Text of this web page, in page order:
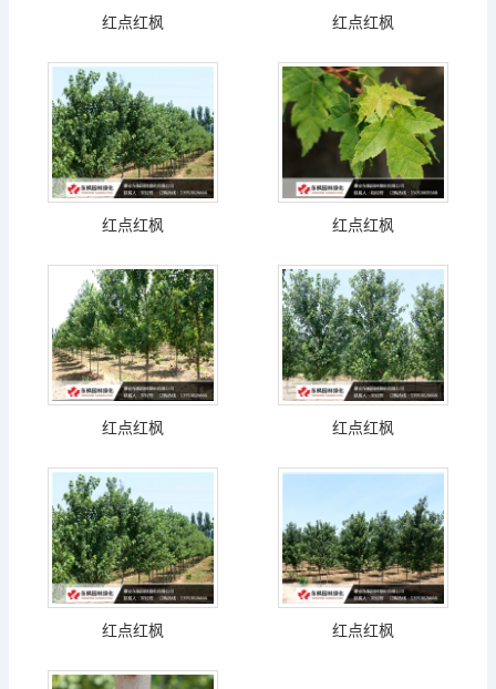
红点红枫 红点红枫
红点红枫 红点红枫
红点红枫 红点红枫
红点红枫 红点红枫